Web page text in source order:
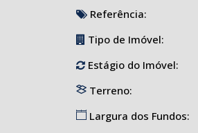
Referência:
Tipo de Imóvel:
Estágio do Imóvel:
Terreno:
Largura dos Fundos: